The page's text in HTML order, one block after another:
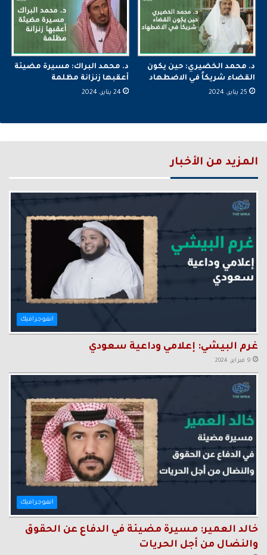
د. محمد الخضيري: حين يكون
القضاء شريكاً في الاضطهاد
25 يناير، 2024
د. محمد البراك: مسيرة مضيئة
أعقبها زنزانة مظلمة
24 يناير، 2024
المزيد من الأخبار
انفوجرافيك
غرم البيشي: إعلامي وداعية سعودي
9 فبراير، 2024
انفوجرافيك
خالد العمير: مسيرة مضيئة في الدفاع عن الحقوق
والنضال من أجل الحريات